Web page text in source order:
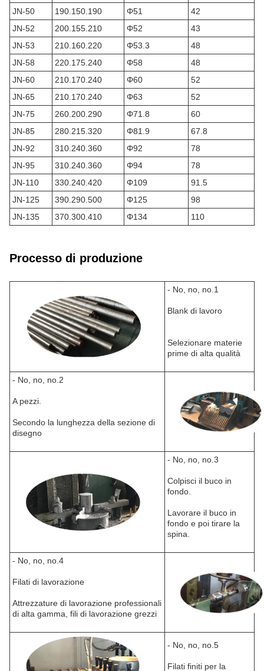
JN-50
190.150.190 Φ51
42
JN-52
200.155.210 Φ52
43
JN-53
210.160.220 Φ53.3
48
JN-58
220.175.240 Φ58
48
JN-60
210.170.240 Φ60
52
JN-65
210.170.240 Φ63
52
JN-75
260.200.290 Φ71.8
60
JN-85
280.215.320 Φ81.9
67.8
JN-92
310.240.360 Φ92
78
JN-95
310.240.360 Φ94
78
JN-110
330.240.420 Φ109
91.5
JN-125
390.290.500 Φ125
98
JN-135
370.300.410 Φ134 110
Processo di produzione
- No, no, no.1
Blank di lavoro
Selezionare materie
prime di alta qualità
- No, no, no.2
A pezzi.
Secondo la lunghezza della sezione di
disegno
- No, no, no.3
Colpisci il buco in
fondo.
Lavorare il buco in
fondo e poi tirare la
spina.
- No, no, no.4
Filati di lavorazione
Attrezzature di lavorazione professionali
di alta gamma, fili di lavorazione grezzi
- No, no, no.5
Filati finiti per la